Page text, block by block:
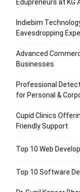
Edupreneurs at KG
Indiebim
Eavesdropping
Advanced
Businesses
Professional
for Personal &
Cupid Clinics
Friendly Support
Top 10 Web
Top 10 Software